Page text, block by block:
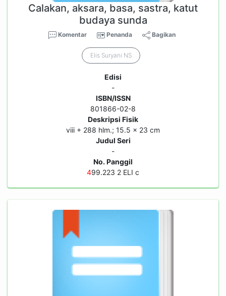
Calakan, aksara, basa, sastra, katut
budaya sunda
Komentar Penanda Bagikan
Elis Suryani NS
Edisi
-
ISBN/ISSN
801866-02-8
Deskripsi Fisik
viii + 288 hlm.; 15.5 x 23 cm
Judul Seri
-
No. Panggil
499.223 2 ELI c